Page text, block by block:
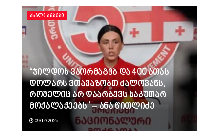
ᲐᲮᲐᲚᲘ ᲐᲛᲑᲔᲑᲘ
“ჯილდოს ვაორმაგებ და 400 ათას
დოლარს ვთავაზობთ ძალოვანს,
რომელიც არ დაარბევს საკუთარ
მოქალაქეებს” – ანა წითლიძე
09/12/2025